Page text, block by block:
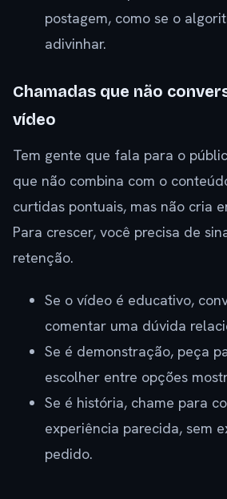
postagem, como se o
adivinhar.
Chamadas que não
vídeo
Tem gente que fala para o
que não combina com o
curtidas pontuais, mas não cria
Para crescer, você precisa de
retenção.
Se o vídeo é educativo,
comentar uma dúvida
Se é demonstração, peça
escolher entre opções
Se é história, chame para
experiência parecida, sem
pedido.